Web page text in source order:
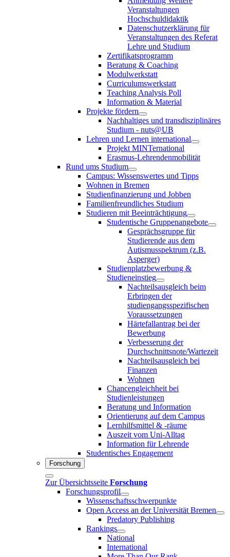
Veranstaltungen
Hochschuldidaktik
Datenschutzerklärung für
Veranstaltungen des Referat
Lehre und Studium
Zertifikatsprogramm
Beratung & Coaching
Modulwerkstatt
Curriculumswerkstatt
Teaching Analysis Poll
Information & Material
Projekte fördern
Nachhaltiges und transdisziplinäres
Studium - nuts@UB
Lehren und Lernen international
Projekt MINTernational
Erasmus-Lehrendenmobilität
Rund ums Studium
Campus: Wissenswertes und Tipps
Wohnen in Bremen
Studienfinanzierung und Jobben
Familienfreundliches Studium
Studieren mit Beeinträchtigung
Studentische Gruppenangebote
Gesprächsgruppe für
Studierende aus dem
Autismusspektrum (z.B.
Asperger)
Studienplatzbewerbung &
Studieneinstieg
Nachteilsausgleich beim
Erbringen der
studiengangsspezifischen
Voraussetzungen
Härtefallantrag bei der
Bewerbung
Verbesserung der
Durchschnittsnote/Wartezeit
Nachteilsausgleich bei
Finanzen
Wohnen
Chancengleichheit bei
Studienleistungen
Beratung und Information
Orientierung auf dem Campus
Lernhilfsmittel & -räume
Auszeit vom Uni-Alltag
Information für Lehrende
Studentisches Engagement
Forschung
Zur Übersichtsseite Forschung
Forschungsprofil
Wissenschaftsschwerpunkte
Open Access an der Universität Bremen
Predatory Publishing
Rankings
National
International